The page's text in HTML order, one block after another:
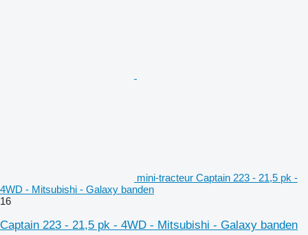
mini-tracteur Captain 223 - 21,5 pk -
4WD - Mitsubishi - Galaxy banden
16
Captain 223 - 21,5 pk - 4WD - Mitsubishi - Galaxy banden